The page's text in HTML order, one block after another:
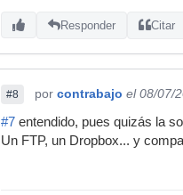
Responder Citar
#8 por contrabajo el 08/07/
#7 entendido, pues quizás la
Un FTP, un Dropbox... y